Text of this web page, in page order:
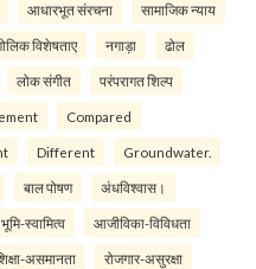
आधारभूत संरचना सामाजिक न्याय
विशेषताए नगाड़ा ढोल
लोक संगीत परंपरागत शिल्प
Compared
Different Groundwater.
बाल पोषण अंधविश्वास।
भूमि-स्वामित्व आजीविका-विविधता
असमानता रोजगार-असुरक्षा